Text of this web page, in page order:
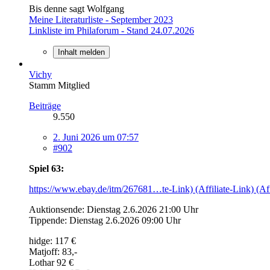
Bis denne sagt Wolfgang
Meine Literaturliste - September 2023
Linkliste im Philaforum - Stand 24.07.2026
Inhalt melden
Vichy
Stamm Mitglied
Beiträge
9.550
2. Juni 2026 um 07:57
#902
Spiel 63:
https://www.ebay.de/itm/267681…te-Link) (Affiliate-Link)
Auktionsende: Dienstag 2.6.2026 21:00 Uhr
Tippende: Dienstag 2.6.2026 09:00 Uhr
hidge: 117 €
Matjoff: 83,-
Lothar 92 €